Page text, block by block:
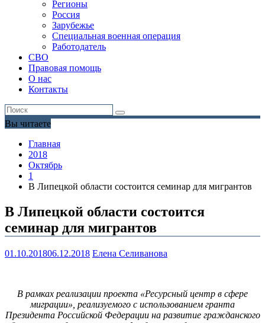
Регионы
Россия
Зарубежье
Специальная военная операция
Работодатель
СВО
Правовая помощь
О нас
Контакты
Вы читаете
Главная
2018
Октябрь
1
В Липецкой области состоится семинар для мигрантов
В Липецкой области состоится
семинар для мигрантов
01.10.201806.12.2018 Елена Селиванова
В рамках реализации проекта «Ресурсный центр в сфере
миграции», реализуемого с использованием гранта
Президента Российской Федерации на развитие гражданского